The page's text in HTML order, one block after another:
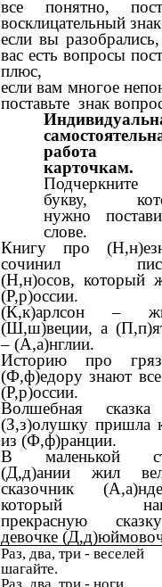
все понятно,
восклицательный
если вы
вас есть вопросы
плюс,
если вам многое
поставьте знак
работа
карточкам.
букву,
нужно
слове.
Книгу про
сочинил
(Н,н)осов, который
(Р,р)оссии.
(К,к)арлсон –
(Ш,ш)веции, а
– (А,а)нглии.
Историю про
(Ф,ф)едору знают
(Р,р)оссии.
Волшебная
(З,з)олушку пришла
из (Ф,ф)ранции.
В маленькой
(Д,д)ании жил
сказочник
который
прекрасную
девочке
Раз, два, три - веселей
шагайте.